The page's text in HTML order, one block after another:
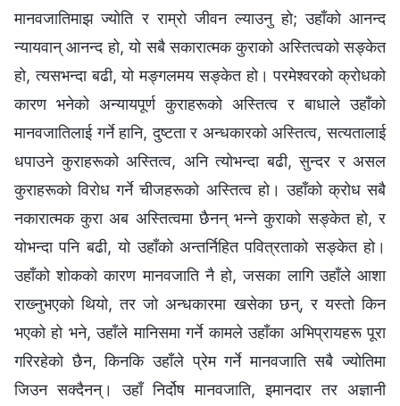
मानवजातिमाझ ज्योति र राम्रो जीवन ल्याउनु हो; उहाँको आनन्द
न्यायवान् आनन्द हो, यो सबै सकारात्मक कुराको अस्तित्वको सङ्केत
हो, त्यसभन्दा बढी, यो मङ्गलमय सङ्केत हो। परमेश्‍वरको क्रोधको
कारण भनेको अन्यायपूर्ण कुराहरूको अस्तित्व र बाधाले उहाँको
मानवजातिलाई गर्ने हानि, दुष्‍टता र अन्धकारको अस्तित्व, सत्यतालाई
धपाउने कुराहरूको अस्तित्व, अनि त्योभन्दा बढी, सुन्दर र असल
कुराहरूको विरोध गर्ने चीजहरूको अस्तित्व हो। उहाँको क्रोध सबै
नकारात्मक कुरा अब अस्तित्वमा छैनन् भन्‍ने कुराको सङ्केत हो, र
योभन्दा पनि बढी, यो उहाँको अन्तर्निहित पवित्रताको सङ्केत हो।
उहाँको शोकको कारण मानवजाति नै हो, जसका लागि उहाँले आशा
राख्‍नुभएको थियो, तर जो अन्धकारमा खसेका छन्, र यस्तो किन
भएको हो भने, उहाँले मानिसमा गर्ने कामले उहाँका अभिप्रायहरू पूरा
गरिरहेको छैन, किनकि उहाँले प्रेम गर्ने मानवजाति सबै ज्योतिमा
जिउन सक्दैनन्। उहाँ निर्दोष मानवजाति, इमानदार तर अज्ञानी